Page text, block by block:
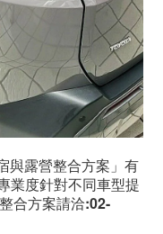
與露營整合方案」有
業度針對不同車型提
合方案請洽:02-